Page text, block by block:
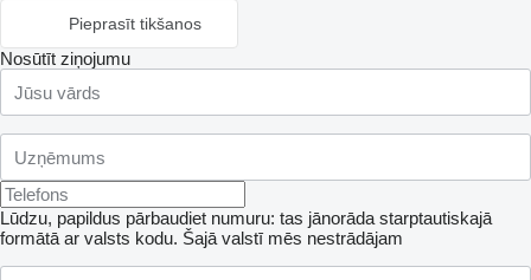
Pieprasīt tikšanos
Nosūtīt ziņojumu
Lūdzu, papildus pārbaudiet numuru: tas jānorāda starptautiskajā
formātā ar valsts kodu. Šajā valstī mēs nestrādājam